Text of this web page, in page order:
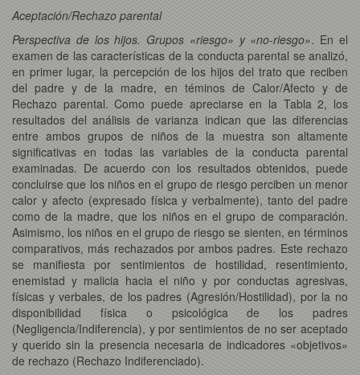
Aceptación/Rechazo parental
Perspectiva de los hijos. Grupos «riesgo» y «no-riesgo». En el
examen de las características de la conducta parental se analizó,
en primer lugar, la percepción de los hijos del trato que reciben
del padre y de la madre, en téminos de Calor/Afecto y de
Rechazo parental. Como puede apreciarse en la Tabla 2, los
resultados del análisis de varianza indican que las diferencias
entre ambos grupos de niños de la muestra son altamente
significativas en todas las variables de la conducta parental
examinadas. De acuerdo con los resultados obtenidos, puede
concluirse que los niños en el grupo de riesgo perciben un menor
calor y afecto (expresado física y verbalmente), tanto del padre
como de la madre, que los niños en el grupo de comparación.
Asimismo, los niños en el grupo de riesgo se sienten, en términos
comparativos, más rechazados por ambos padres. Este rechazo
se manifiesta por sentimientos de hostilidad, resentimiento,
enemistad y malicia hacia el niño y por conductas agresivas,
físicas y verbales, de los padres (Agresión/Hostilidad), por la no
disponibilidad física o psicológica de los padres
(Negligencia/Indiferencia), y por sentimientos de no ser aceptado
y querido sin la presencia necesaria de indicadores «objetivos»
de rechazo (Rechazo Indiferenciado).